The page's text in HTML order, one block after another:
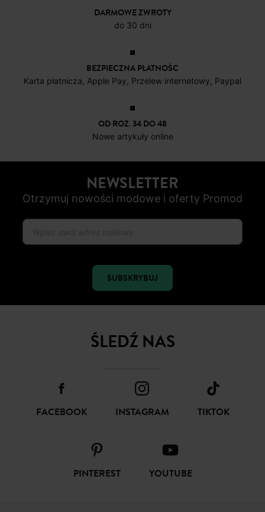
DARMOWE ZWROTY
do 30 dni
BEZPIECZNA PŁATNOŚC
Karta płatnicza, Apple Pay, Przelew internetowy, Paypal
OD ROZ. 34 DO 48
Nowe artykuły online
NEWSLETTER
Otrzymuj nowości modowe i oferty Promod
SUBSKRYBUJ
ŚLEDŹ NAS
FACEBOOK INSTAGRAM TIKTOK
PINTEREST YOUTUBE